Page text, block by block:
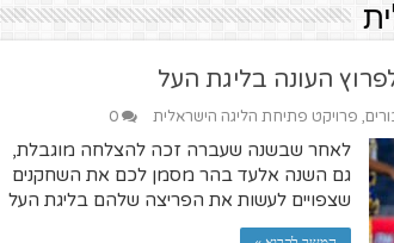
, פרויקט פתיחת הליגה הישראלית 0
לאחר שבשנה שעברה זכה להצלחה מוגבלת,
גם השנה אלעד בהר מסמן לכם את השחקנים
שצפויים לעשות את הפריצה שלהם בליגת העל